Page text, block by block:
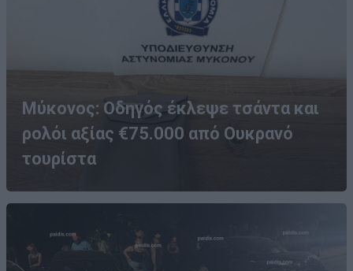
Μύκονος: Οδηγός έκλεψε τσάντα και
ρολόι αξίας €75.000 από Ουκρανό
τουρίστα